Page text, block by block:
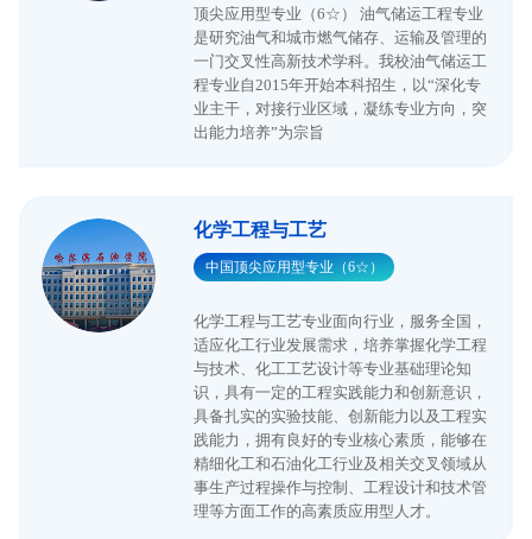
顶尖应用型专业（6☆） 油气储运工程专业
是研究油气和城市燃气储存、运输及管理的
一门交叉性高新技术学科。我校油气储运工
程专业自2015年开始本科招生，以“深化专
业主干，对接行业区域，凝练专业方向，突
出能力培养”为宗旨
化学工程与工艺
中国顶尖应用型专业（6☆）
化学工程与工艺专业面向行业，服务全国，
适应化工行业发展需求，培养掌握化学工程
与技术、化工工艺设计等专业基础理论知
识，具有一定的工程实践能力和创新意识，
具备扎实的实验技能、创新能力以及工程实
践能力，拥有良好的专业核心素质，能够在
精细化工和石油化工行业及相关交叉领域从
事生产过程操作与控制、工程设计和技术管
理等方面工作的高素质应用型人才。